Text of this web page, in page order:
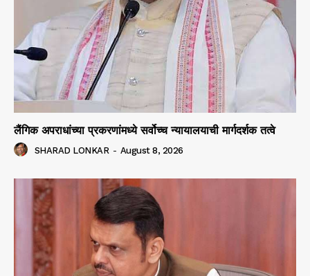
लैंगिक अपराधांच्या प्रकरणांमध्ये सर्वोच्च न्यायालयाची मार्गदर्शक तत्वे
SHARAD LONKAR - August 8, 2026